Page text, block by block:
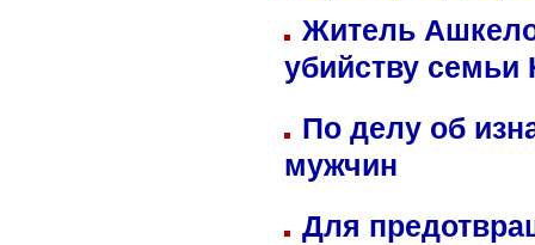
Житель
убийству семьи
По делу об
мужчин
Для